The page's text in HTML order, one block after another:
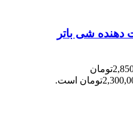
دهنده شی باتر
قیمت اصلی 2,850,000تومان